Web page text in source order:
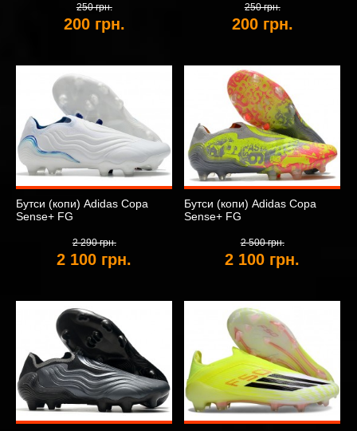
250 грн.
200 грн.
250 грн.
200 грн.
Бутси (копи) Adidas Copa
Sense+ FG
2 290 грн.
2 100 грн.
Бутси (копи) Adidas Copa
Sense+ FG
2 500 грн.
2 100 грн.